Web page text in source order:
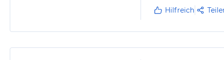
Hilfreich